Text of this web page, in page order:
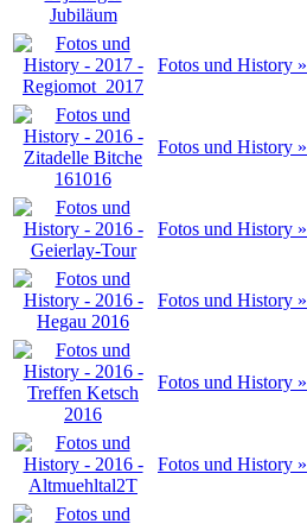
Fotos und History
Fotos und History
Fotos und History
Fotos und History
Fotos und History
Fotos und History